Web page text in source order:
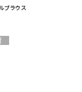
ブラウス